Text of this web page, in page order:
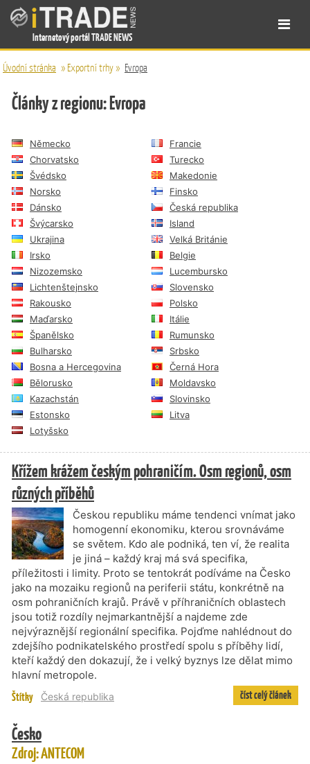
Internetový portál TRADE NEWS
Úvodní stránka » Exportní trhy» Evropa
Články z regionu: Evropa
Německo
Francie
Chorvatsko
Turecko
Švédsko
Makedonie
Norsko
Finsko
Dánsko
Česká republika
Švýcarsko
Island
Ukrajina
Velká Británie
Irsko
Belgie
Nizozemsko
Lucembursko
Lichtenštejnsko
Slovensko
Rakousko
Polsko
Maďarsko
Itálie
Španělsko
Rumunsko
Bulharsko
Srbsko
Bosna a Hercegovina
Černá Hora
Bělorusko
Moldavsko
Kazachstán
Slovinsko
Estonsko
Litva
Lotyšsko
Křížem krážem českým pohraničím. Osm regionů, osm
různých příběhů
Českou republiku máme tendenci vnímat jako
homogenní ekonomiku, kterou srovnáváme
se světem. Kdo ale podniká, ten ví, že realita
je jiná – každý kraj má svá specifika,
příležitosti i limity. Proto se tentokrát podíváme na Česko
jako na mozaiku regionů na periferii státu, konkrétně na
osm pohraničních krajů. Právě v příhraničních oblastech
jsou totiž rozdíly nejmarkantnější a najdeme zde
nejvýraznější regionální specifika. Pojďme nahlédnout do
zdejšího podnikatelského prostředí spolu s příběhy lidí,
kteří každý den dokazují, že i velký byznys lze dělat mimo
hlavní metropole.
Štítky Česká republika číst celý článek
Česko
Zdroj: ANTECOM